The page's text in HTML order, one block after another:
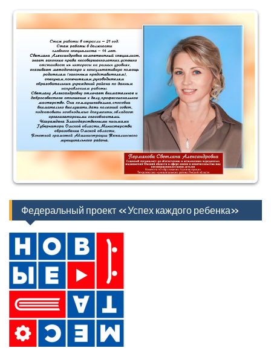
Федеральный проект «Успех каждого ребенка»